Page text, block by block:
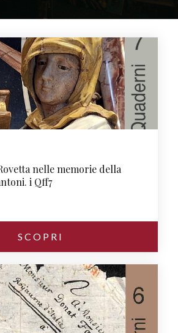
nelle memorie della
i Qff7
SCOPRI